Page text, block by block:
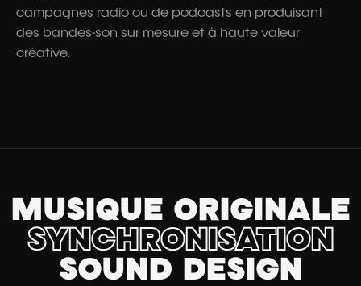
campagnes radio ou de podcasts en produisant
des bandes-son sur mesure et à haute valeur
créative.
MUSIQUE ORIGINALE
SYNCHRONISATION
SOUND DESIGN